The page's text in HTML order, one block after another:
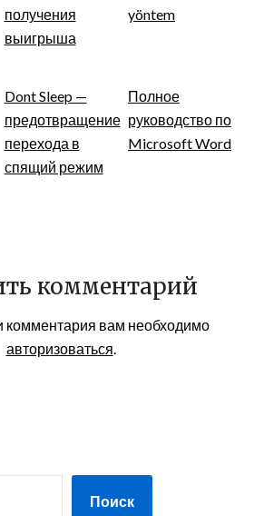
получения
выигрыша
yöntem
Dont Sleep —
предотвращение
перехода в
спящий режим
Полное
руководство по
Microsoft Word
комментарий
комментария вам необходимо
авторизоваться
Поиск